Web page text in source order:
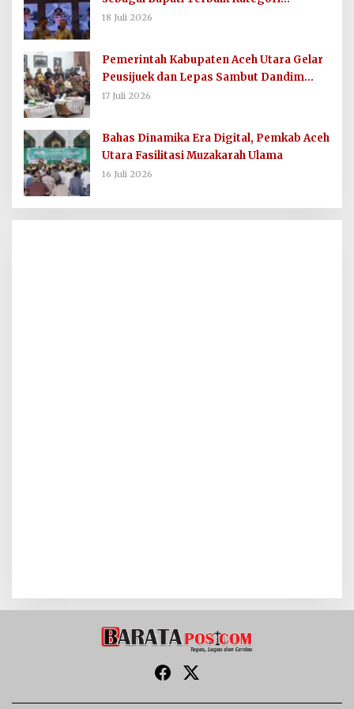
Komunikasi dan Informasi Publik
18 Juli 2026
Pemerintah Kabupaten Aceh Utara Gelar
Peusijuek dan Lepas Sambut Dandim
0103/AUT
17 Juli 2026
Bahas Dinamika Era Digital, Pemkab Aceh
Utara Fasilitasi Muzakarah Ulama
16 Juli 2026